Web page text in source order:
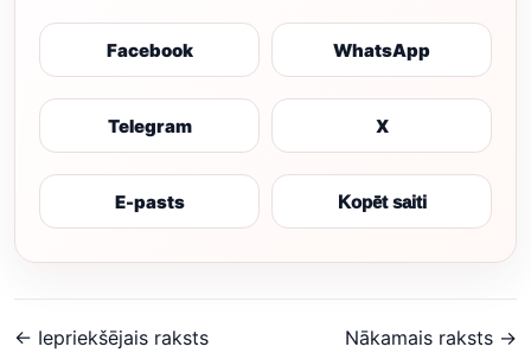
Facebook WhatsApp
Telegram X
E-pasts Kopēt saiti
← Iepriekšējais raksts Nākamais raksts →